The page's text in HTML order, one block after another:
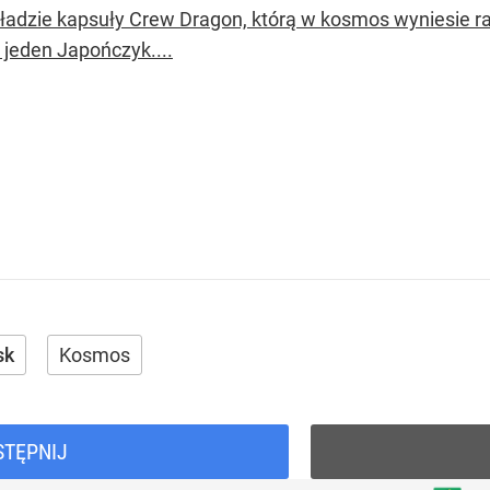
kapsuły Crew Dragon, którą w kosmos wyniesie
jeden Japończyk....
Kosmos